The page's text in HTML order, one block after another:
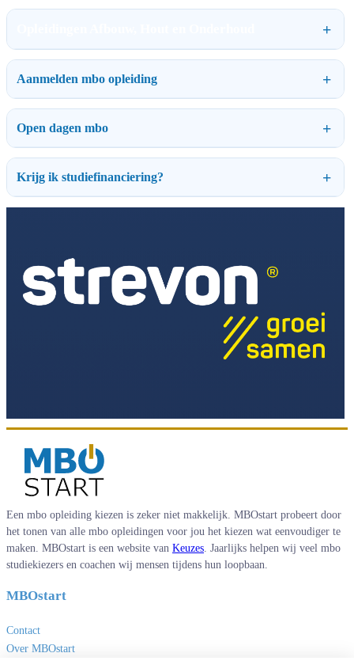
Aanmelden mbo opleiding
Open dagen mbo
Krijg ik studiefinanciering?
Een mbo opleiding kiezen is zeker niet makkelijk. MBOstart probeert door
het tonen van alle mbo opleidingen voor jou het kiezen wat eenvoudiger te
maken. MBOstart is een website van Keuzes . Jaarlijks helpen wij veel mbo
studiekiezers en coachen wij mensen tijdens hun loopbaan.
MBOstart
Contact
Over MBOstart